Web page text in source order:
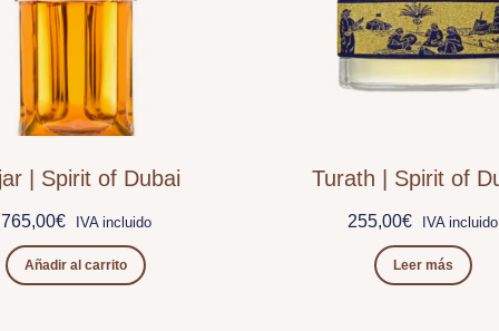
| Spirit of Dubai
765,00€ IVA incluido
Añadir al carrito
Turath | Spirit of
255,00€ IVA incluido
Leer más